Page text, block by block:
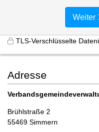
Weiter
TLS-Verschlüsselte
Adresse
Brühlstraße 2
55469 Simmern